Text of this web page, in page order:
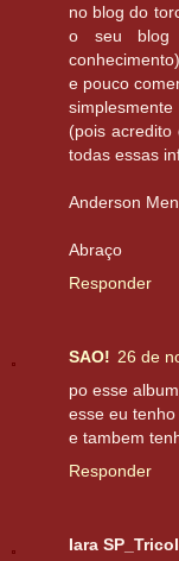
no blog do
o seu blog
e pouco
(pois acredito
todas essas
Anderson
Abraço
Responder
SAO! 26 de
po esse
esse eu tenho
e tambem
Responder
Iara